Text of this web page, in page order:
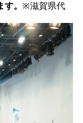
。 ※滋賀県代